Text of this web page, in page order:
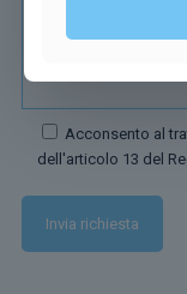
Acconsento al
dell'articolo 13 del